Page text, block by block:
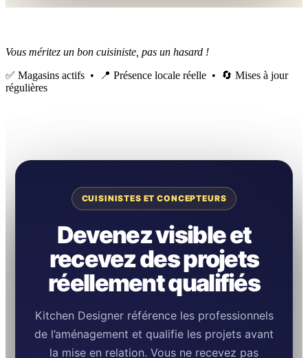
Vous méritez un bon cuisiniste, pas un hasard !
✅ Magasins actifs • 📍 Présence locale réelle • 🔄 Mises à jour
régulières
CUISINISTES ET CONCEPTEURS
Devenez visible et
recevez des projets
réellement qualifiés
Kitchen Designer référence les professionnels
de l’aménagement et qualifie les projets avant
la mise en relation. Vous ne recevez pas